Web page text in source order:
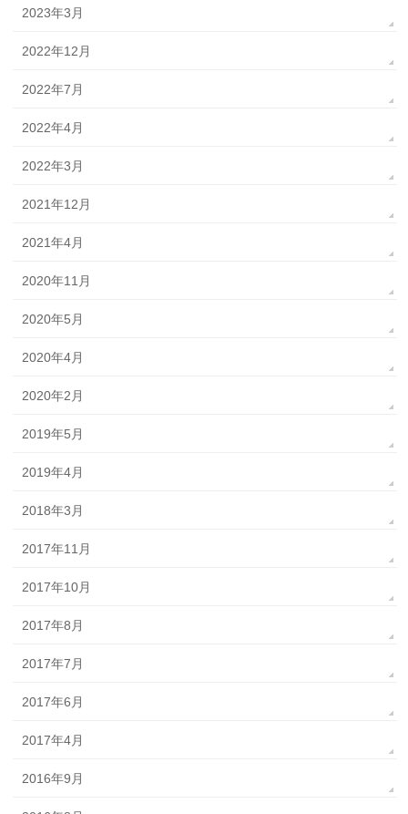
2023年3月
2022年12月
2022年7月
2022年4月
2022年3月
2021年12月
2021年4月
2020年11月
2020年5月
2020年4月
2020年2月
2019年5月
2019年4月
2018年3月
2017年11月
2017年10月
2017年8月
2017年7月
2017年6月
2017年4月
2016年9月